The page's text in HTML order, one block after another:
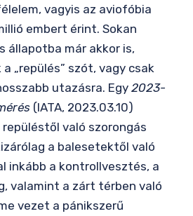
vagyis az aviofóbia
embert érint. Sokan
állapotba már akkor is,
„repülés” szót, vagy csak
utazásra. Egy 2023-
(IATA, 2023.03.10)
való szorongás
a balesetektől való
inkább a kontrollvesztés, a
valamint a zárt térben való
vezet a pánikszerű